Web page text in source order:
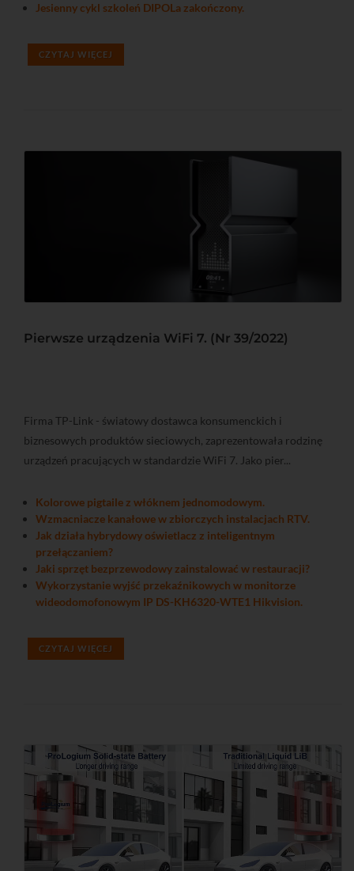
Jesienny cykl szkoleń DIPOLa zakończony.
CZYTAJ WIĘCEJ
Pierwsze urządzenia WiFi 7. (Nr 39/2022)
Firma TP-Link - światowy dostawca konsumenckich i
biznesowych produktów sieciowych, zaprezentowała rodzinę
urządzeń pracujących w standardzie WiFi 7. Jako pier...
Kolorowe pigtaile z włóknem jednomodowym.
Wzmacniacze kanałowe w zbiorczych instalacjach RTV.
Jak działa hybrydowy oświetlacz z inteligentnym
przełączaniem?
Jaki sprzęt bezprzewodowy zainstalować w restauracji?
Wykorzystanie wyjść przekaźnikowych w monitorze
wideodomofonowym IP DS-KH6320-WTE1 Hikvision.
CZYTAJ WIĘCEJ